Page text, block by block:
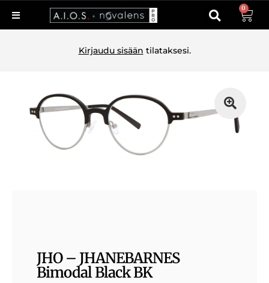
0
Kirjaudu sisään tilataksesi.
JHO – JHANEBARNES
Bimodal Black BK